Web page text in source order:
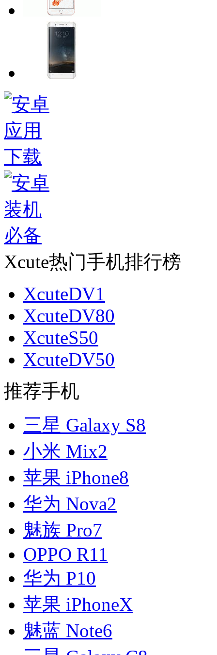
Xcute热门手机排行榜
XcuteDV1
XcuteDV80
XcuteS50
XcuteDV50
推荐手机
三星 Galaxy S8
小米 Mix2
苹果 iPhone8
华为 Nova2
魅族 Pro7
OPPO R11
华为 P10
苹果 iPhoneX
魅蓝 Note6